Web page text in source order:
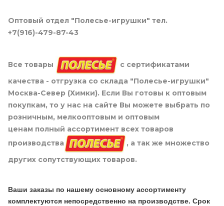
Оптовый отдел "Полесье-игрушки" тел.
+7(916)-479-87-43
Все товары
с сертификатами
качества - отгрузка со склада "Полесье-игрушки"
Москва-Север (Химки). Если Вы готовы к оптовым
покупкам, то у нас на сайте Вы можете выбрать по
розничным, мелкооптовым и оптовым
ценам полный ассортимент всех товаров
производства
, а так же множество
других сопутствующих товаров.
Ваши заказы по нашему основному ассортименту
комплектуются непосредственно на производстве. Срок